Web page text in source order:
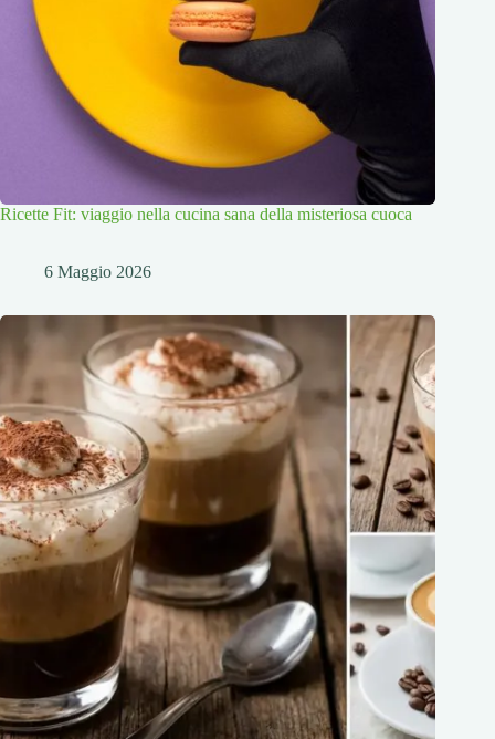
Ricette Fit: viaggio nella cucina sana della misteriosa cuoca
6 Maggio 2026